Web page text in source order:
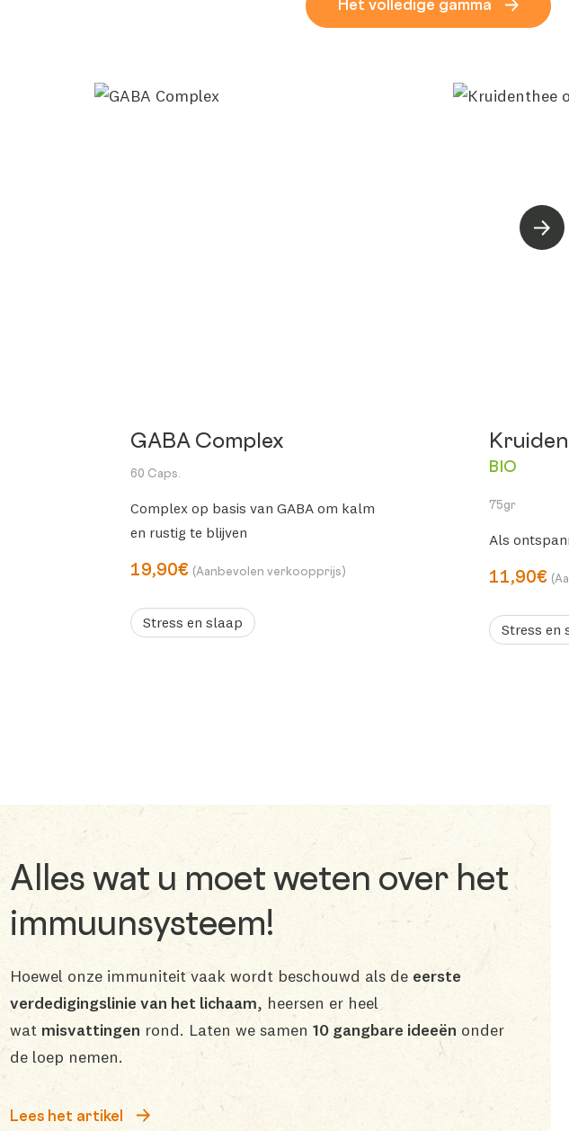
Het volledige gamma
GABA Complex
60 Caps.
Complex op basis van GABA om kalm
en rustig te blijven
19,90€ (Aanbevolen verkoopprijs)
Stress en slaap
BIO
75gr
Als
11,90€
Stress en
Alles wat u moet weten over het
immuunsysteem!
Hoewel onze immuniteit vaak wordt beschouwd als de eerste
verdedigingslinie van het lichaam, heersen er heel
wat misvattingen rond. Laten we samen 10 gangbare ideeën onder
de loep nemen.
Lees het artikel